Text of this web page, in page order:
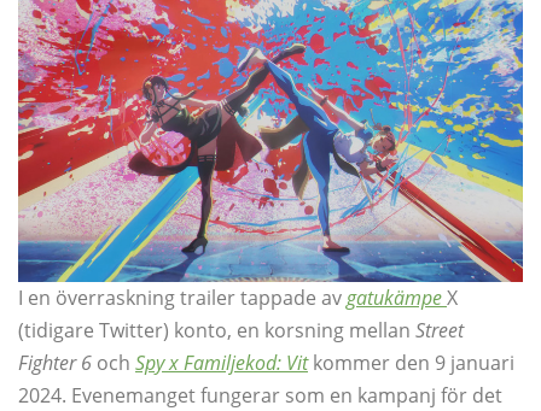
I en överraskning trailer tappade avgatukämpeX
(tidigare Twitter) konto, en korsning mellan Street
Fighter 6 och Spy x Familjekod: Vit kommer den 9 januari
2024. Evenemanget fungerar som en kampanj för det